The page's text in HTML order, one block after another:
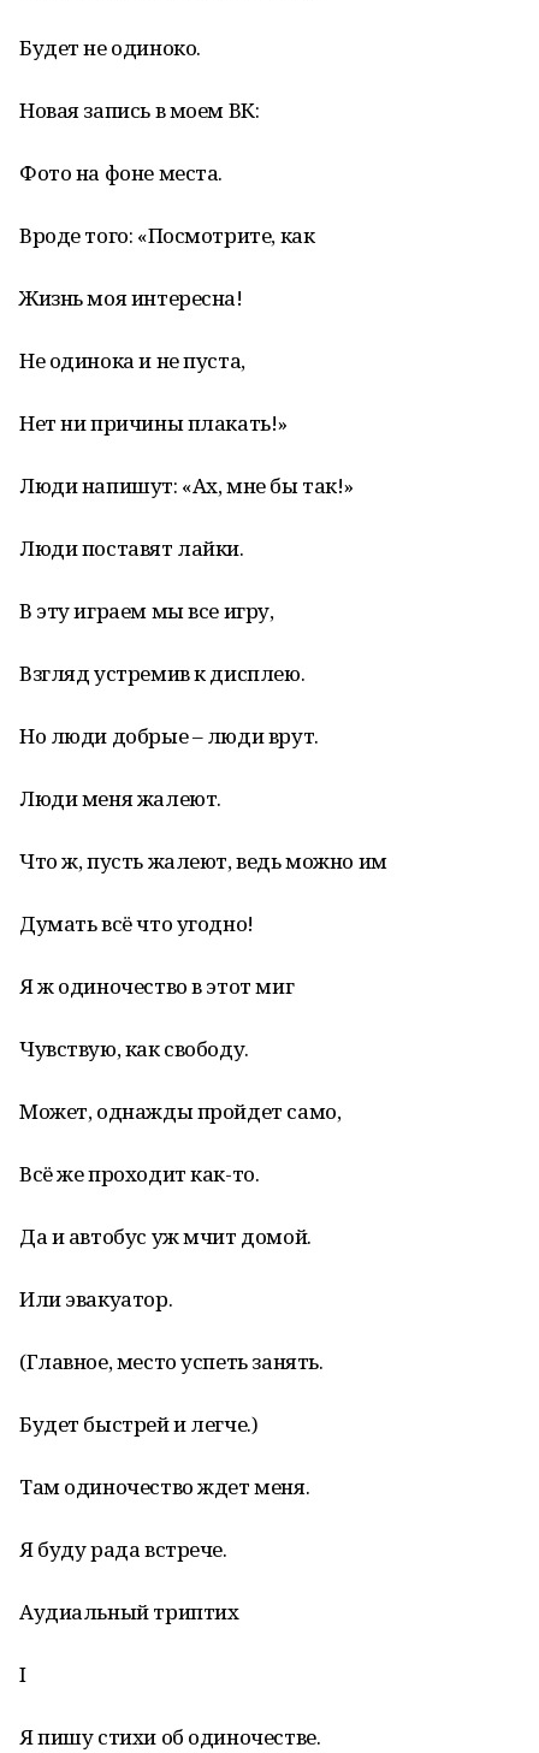
Будет не одиноко.
Новая запись в моем ВК:
Фото на фоне места.
Вроде того: «Посмотрите, как
Жизнь моя интересна!
Не одинока и не пуста,
Нет ни причины плакать!»
Люди напишут: «Ах, мне бы так!»
Люди поставят лайки.
В эту играем мы все игру,
Взгляд устремив к дисплею.
Но люди добрые – люди врут.
Люди меня жалеют.
Что ж, пусть жалеют, ведь можно им
Думать всё что угодно!
Я ж одиночество в этот миг
Чувствую, как свободу.
Может, однажды пройдет само,
Всё же проходит как-то.
Да и автобус уж мчит домой.
Или эвакуатор.
(Главное, место успеть занять.
Будет быстрей и легче.)
Там одиночество ждет меня.
Я буду рада встрече.
Аудиальный триптих
I
Я пишу стихи об одиночестве.